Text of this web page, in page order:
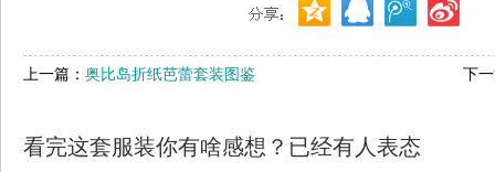
上一篇： 奥比岛折纸芭蕾套装图鉴 下
看完这套服装你有啥感想？已经有人表态